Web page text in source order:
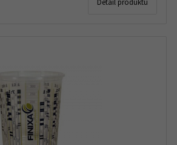
Detail produktu